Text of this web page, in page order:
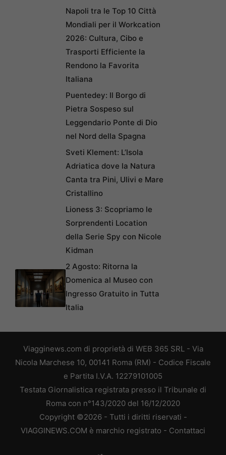
Napoli tra le Top 10 Città
Mondiali per il Workcation
2026: Cultura, Cibo e
Trasporti Efficiente la
Rendono la Favorita
Italiana
Puentedey: Il Borgo di
Pietra Sospeso sul
Leggendario Ponte di Dio
nel Nord della Spagna
Sveti Klement: L’Isola
Adriatica dove la Natura
Canta tra Pini, Ulivi e Mare
Cristallino
Lioness 3: Scopriamo le
Sorprendenti Location
della Serie Spy con Nicole
Kidman
2 Agosto: Ritorna la
Domenica al Museo con
Ingresso Gratuito in Tutta
Italia
Viagginews.com di proprietà di WEB 365 SRL - Via
Nicola Marchese 10, 00141 Roma (RM) - Codice Fiscale
e Partita I.V.A. 12279101005
Testata Giornalistica registrata presso il Tribunale di
Roma con n°143/2020 del 16/12/2020
Copyright ©2026 - Tutti i diritti riservati -
VIAGGINEWS.COM è marchio registrato - Contattaci